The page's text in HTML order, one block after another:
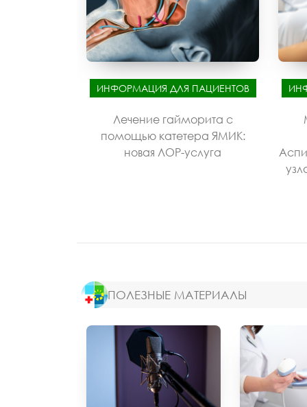
ИНФОРМАЦИЯ ДЛЯ ПАЦИЕНТОВ
Лечение гайморита с
помощью катетера ЯМИК:
новая ЛОР-услуга
ПОЛЕЗНЫЕ МАТЕРИАЛЫ